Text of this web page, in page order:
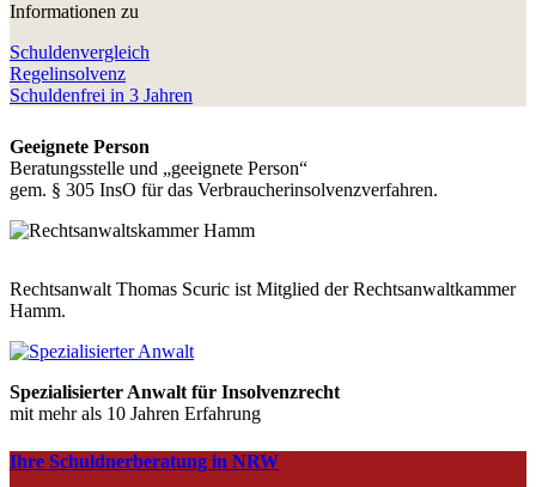
Informationen zu
Schuldenvergleich
Regelinsolvenz
Schuldenfrei in 3 Jahren
Geeignete Person
Beratungsstelle und „geeignete Person“
gem. § 305 InsO für das Verbraucherinsolvenzverfahren.
Rechtsanwalt Thomas Scuric ist Mitglied der Rechtsanwaltkammer
Hamm.
Spezialisierter Anwalt für Insolvenzrecht
mit mehr als 10 Jahren Erfahrung
Ihre Schuldnerberatung in NRW